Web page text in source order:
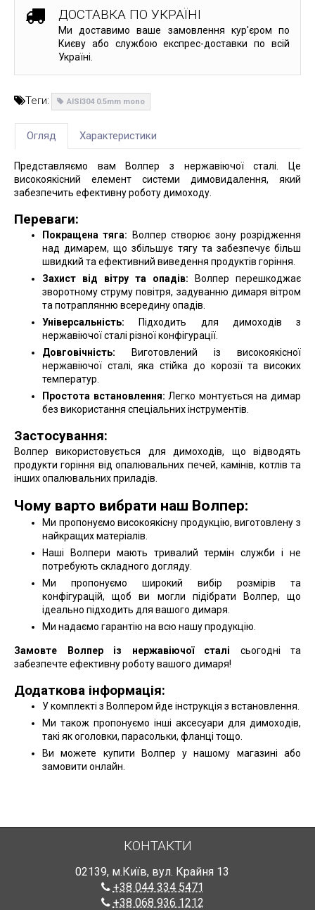
ДОСТАВКА ПО УКРАЇНІ
Ми доставимо ваше замовлення кур'єром по
Києву або службою експрес-доставки по всій
Україні.
Теги: AISI304 0.5mm mono
Огляд Характеристики
Представляємо вам Волпер з нержавіючої сталі. Це
високоякісний елемент системи димовидалення, який
забезпечить ефективну роботу димоходу.
Переваги:
Покращена тяга: Волпер створює зону розрідження
над димарем, що збільшує тягу та забезпечує більш
швидкий та ефективний виведення продуктів горіння.
Захист від вітру та опадів: Волпер перешкоджає
зворотному струму повітря, задуванню димаря вітром
та потраплянню всередину опадів.
Універсальність: Підходить для димоходів з
нержавіючої сталі різної конфігурації.
Довговічність: Виготовлений із високоякісної
нержавіючої сталі, яка стійка до корозії та високих
температур.
Простота встановлення: Легко монтується на димар
без використання спеціальних інструментів.
Застосування:
Волпер використовується для димоходів, що відводять
продукти горіння від опалювальних печей, камінів, котлів та
інших опалювальних приладів.
Чому варто вибрати наш Волпер:
Ми пропонуємо високоякісну продукцію, виготовлену з
найкращих матеріалів.
Наші Волпери мають тривалий термін служби і не
потребують складного догляду.
Ми пропонуємо широкий вибір розмірів та
конфігурацій, щоб ви могли підібрати Волпер, що
ідеально підходить для вашого димаря.
Ми надаємо гарантію на всю нашу продукцію.
Замовте Волпер із нержавіючої сталі сьогодні та
забезпечте ефективну роботу вашого димаря!
Додаткова інформація:
У комплекті з Волпером йде інструкція з встановлення.
Ми також пропонуємо інші аксесуари для димоходів,
такі як оголовки, парасольки, фланці тощо.
Ви можете купити Волпер у нашому магазині або
замовити онлайн.
КОНТАКТИ
02139, м.Київ, вул. Крайня 13
+38 044 334 5471
+38 068 936 1212